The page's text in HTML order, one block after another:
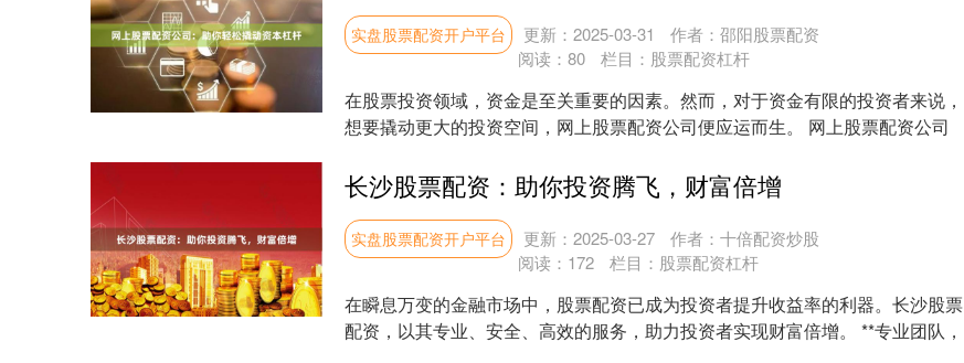
实盘股票配资开户平台 更新：2025-03-31
作者：邵阳股票配资
阅读： 80 栏目： 股票配资杠杆
在股票投资领域，资金是至关重要的因素。然而，对于资金有限的投资者来说，
想要撬动更大的投资空间，网上股票配资公司便应运而生。 网上股票配资公司
长沙股票配资：助你投资腾飞，财富倍增
实盘股票配资开户平台 更新：2025-03-27
作者：十倍配资炒股
阅读： 172 栏目： 股票配资杠杆
在瞬息万变的金融市场中，股票配资已成为投资者提升收益率的利器。长沙股票
配资，以其专业、安全、高效的服务，助力投资者实现财富倍增。 **专业团队，